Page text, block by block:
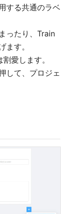
する共通のラベ
ったり、Train
ます。
愛します。
して、プロジェ